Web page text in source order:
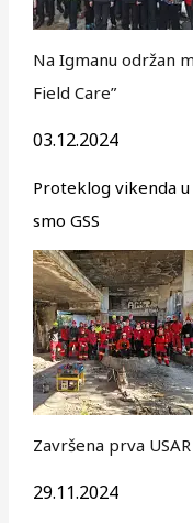
Na Igmanu održan
Field Care”
03.12.2024
Proteklog vikenda
smo GSS
Završena prva USAR
29.11.2024